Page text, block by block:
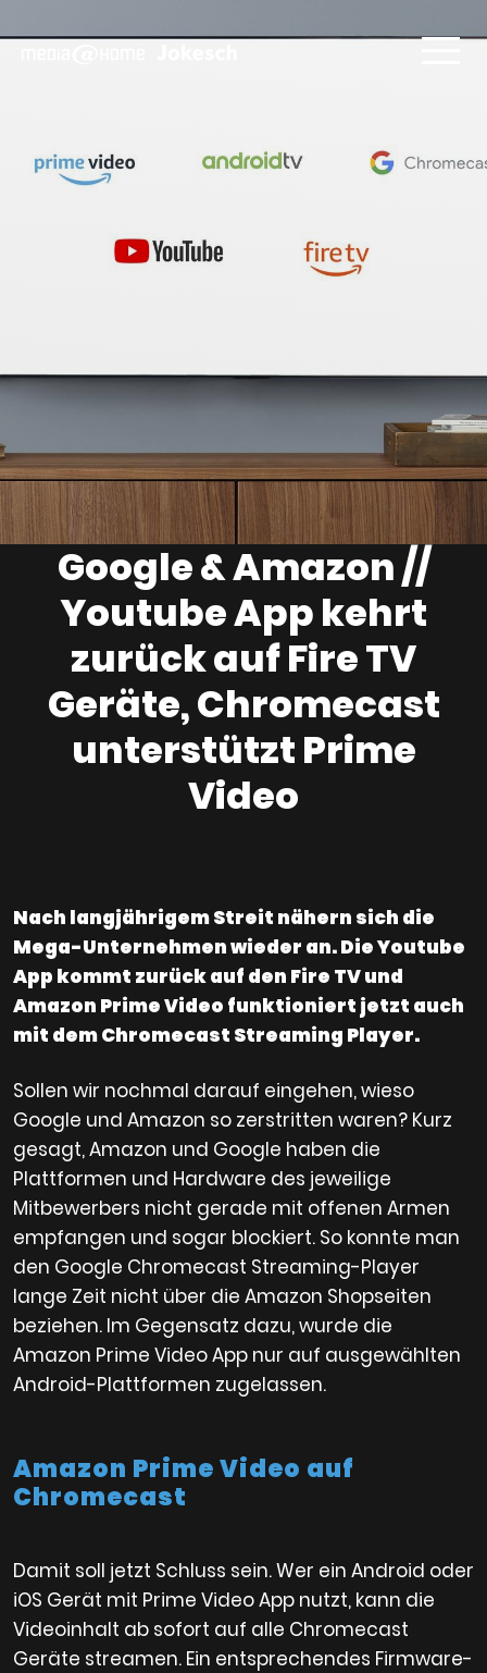
Google & Amazon //
Youtube App kehrt
zurück auf Fire TV
Geräte, Chromecast
unterstützt Prime
Video
Nach langjährigem Streit nähern sich die
Mega-Unternehmen wieder an. Die Youtube
App kommt zurück auf den Fire TV und
Amazon Prime Video funktioniert jetzt auch
mit dem Chromecast Streaming Player.
Sollen wir nochmal darauf eingehen, wieso
Google und Amazon so zerstritten waren? Kurz
gesagt, Amazon und Google haben die
Plattformen und Hardware des jeweilige
Mitbewerbers nicht gerade mit offenen Armen
empfangen und sogar blockiert. So konnte man
den Google Chromecast Streaming-Player
lange Zeit nicht über die Amazon Shopseiten
beziehen. Im Gegensatz dazu, wurde die
Amazon Prime Video App nur auf ausgewählten
Android-Plattformen zugelassen.
Amazon Prime Video auf
Chromecast
Damit soll jetzt Schluss sein. Wer ein Android oder
iOS Gerät mit Prime Video App nutzt, kann die
Videoinhalt ab sofort auf alle Chromecast
Geräte streamen. Ein entsprechendes Firmware-